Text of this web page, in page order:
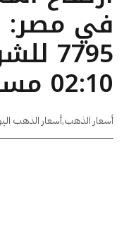
02:10 مساءًا
أسعار الذهب,أسعار الذهب